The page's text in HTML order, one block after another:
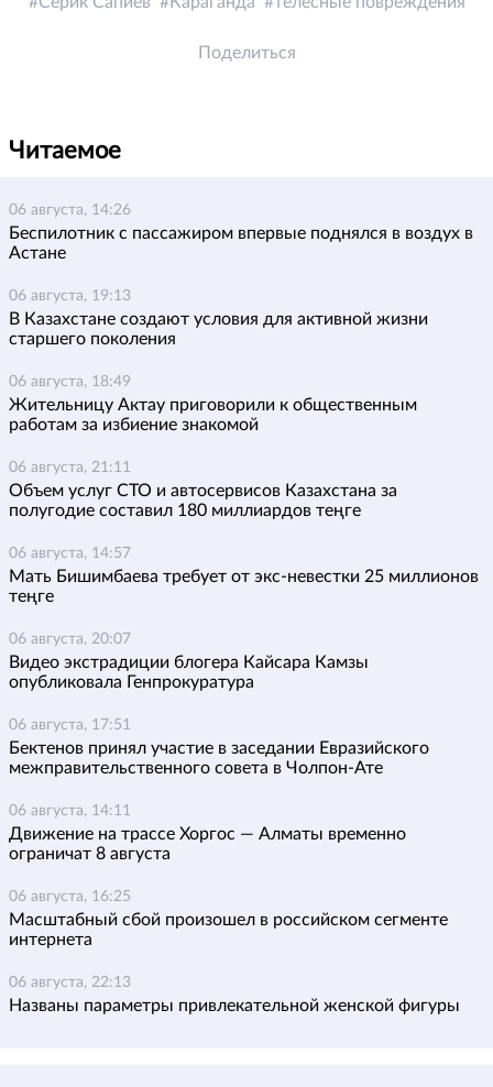
Поделиться
Читаемое
06 августа, 14:26
Беспилотник с пассажиром впервые поднялся в воздух в
Астане
06 августа, 19:13
В Казахстане создают условия для активной жизни
старшего поколения
06 августа, 18:49
Жительницу Актау приговорили к общественным
работам за избиение знакомой
06 августа, 21:11
Объем услуг СТО и автосервисов Казахстана за
полугодие составил 180 миллиардов теңге
06 августа, 14:57
Мать Бишимбаева требует от экс-невестки 25 миллионов
теңге
06 августа, 20:07
Видео экстрадиции блогера Кайсара Камзы
опубликовала Генпрокуратура
06 августа, 17:51
Бектенов принял участие в заседании Евразийского
межправительственного совета в Чолпон-Ате
06 августа, 14:11
Движение на трассе Хоргос — Алматы временно
ограничат 8 августа
06 августа, 16:25
Масштабный сбой произошел в российском сегменте
интернета
06 августа, 22:13
Названы параметры привлекательной женской фигуры